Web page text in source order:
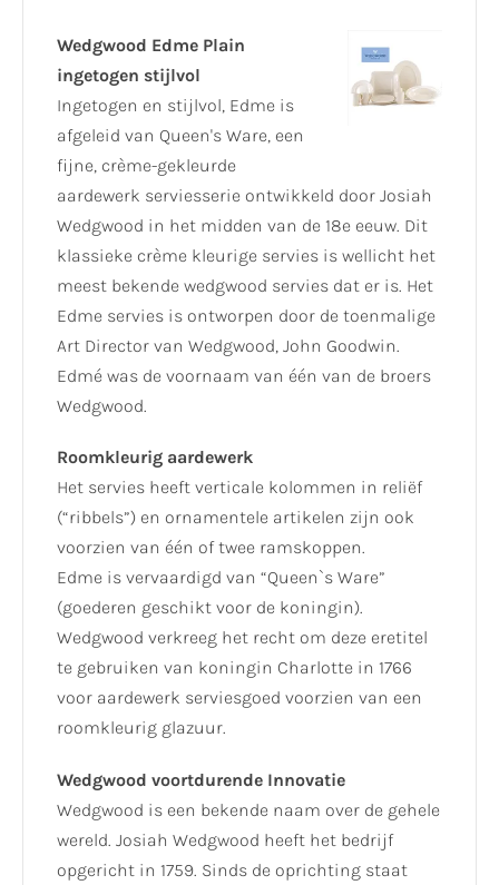
Wedgwood Edme Plain
ingetogen stijlvol
Ingetogen en stijlvol, Edme is
afgeleid van Queen's Ware, een
fijne, crème-gekleurde
aardewerk serviesserie ontwikkeld door Josiah
Wedgwood in het midden van de 18e eeuw. Dit
klassieke crème kleurige servies is wellicht het
meest bekende wedgwood servies dat er is. Het
Edme servies is ontworpen door de toenmalige
Art Director van Wedgwood, John Goodwin.
Edmé was de voornaam van één van de broers
Wedgwood.
Roomkleurig aardewerk
Het servies heeft verticale kolommen in reliëf
(“ribbels”) en ornamentele artikelen zijn ook
voorzien van één of twee ramskoppen.
Edme is vervaardigd van “Queen`s Ware”
(goederen geschikt voor de koningin).
Wedgwood verkreeg het recht om deze eretitel
te gebruiken van koningin Charlotte in 1766
voor aardewerk serviesgoed voorzien van een
roomkleurig glazuur.
Wedgwood voortdurende Innovatie
Wedgwood is een bekende naam over de gehele
wereld. Josiah Wedgwood heeft het bedrijf
opgericht in 1759. Sinds de oprichting staat